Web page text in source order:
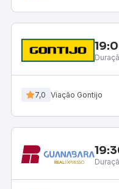
7,0 Viação Gontijo